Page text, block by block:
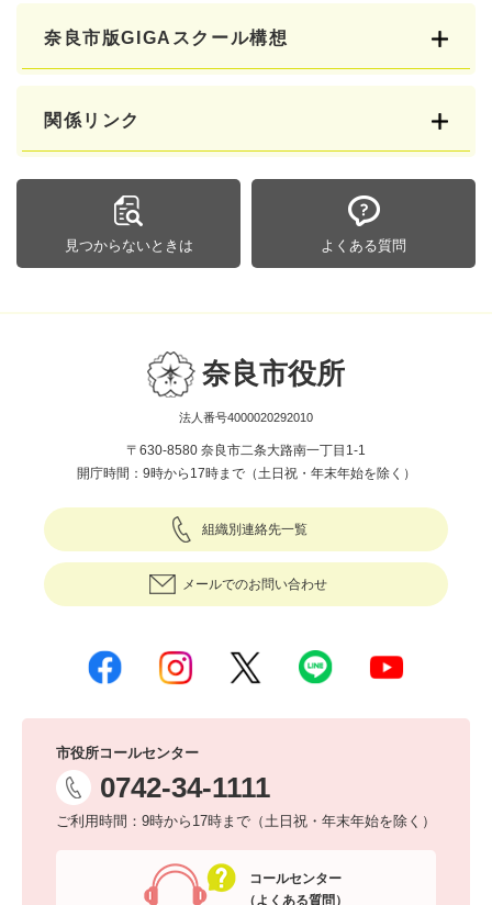
奈良市版GIGAスクール構想
関係リンク
見つからないときは よくある質問
奈良市役所
法人番号4000020292010
〒630-8580 奈良市二条大路南一丁目1-1
開庁時間：9時から17時まで（土日祝・年末年始を除く）
組織別連絡先一覧
メールでのお問い合わせ
市役所コールセンター
0742-34-1111
ご利用時間：9時から17時まで（土日祝・年末年始を除く）
コールセンター
（よくある質問）